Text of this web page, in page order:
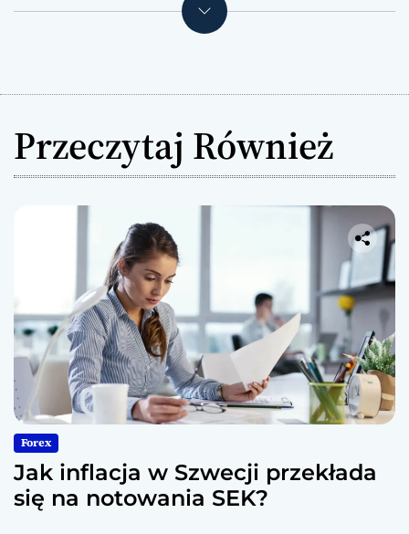
Przeczytaj Również
Forex
Jak inflacja w Szwecji przekłada
się na notowania SEK?